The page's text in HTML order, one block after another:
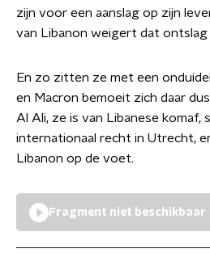
zijn voor een aanslag op zijn
van Libanon weigert dat
En zo zitten ze met een
en Macron bemoeit zich daar
Al Ali, ze is van Libanese komaf,
internationaal recht in Utrecht,
Libanon op de voet.
Fragment niet beschikbaar